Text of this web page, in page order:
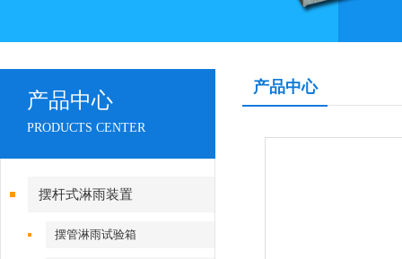
产品中心
PRODUCTS CENTER
摆杆式淋雨装置
摆管淋雨试验箱
产品中心